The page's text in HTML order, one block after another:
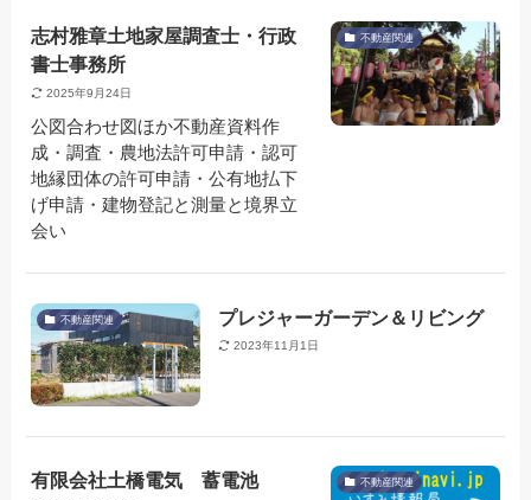
不動産関連
志村雅章土地家屋調査士・行政
書士事務所
2025年9月24日
公図合わせ図ほか不動産資料作
成・調査・農地法許可申請・認可
地縁団体の許可申請・公有地払下
げ申請・建物登記と測量と境界立
会い
不動産関連 プレジャーガーデン＆リビング
2023年11月1日
不動産関連
有限会社土橋電気 蓄電池